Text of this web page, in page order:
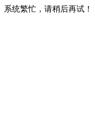
系统繁忙，请稍后再试！